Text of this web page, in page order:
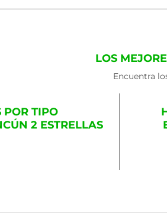
LOS
Encuentra
POR TIPO
2 ESTRELLAS